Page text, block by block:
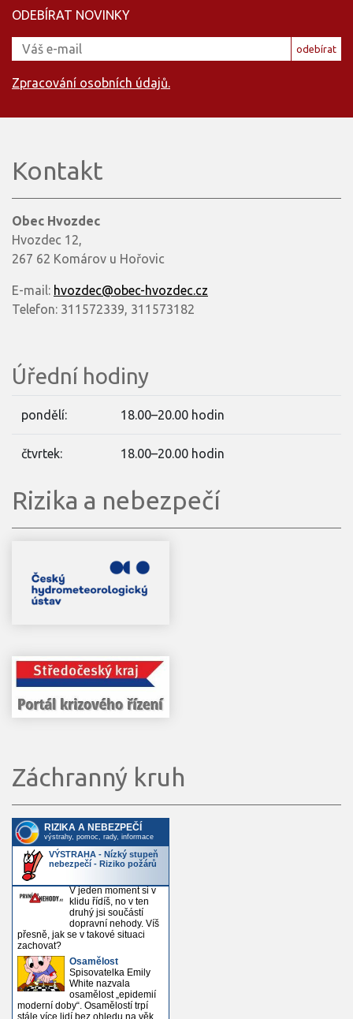
ODEBÍRAT NOVINKY
odebírat
Zpracování osobních údajů.
Kontakt
Obec Hvozdec
Hvozdec 12,
267 62 Komárov u Hořovic
E-mail: hvozdec@obec-hvozdec.cz
Telefon: 311572339, 311573182
Úřední hodiny
pondělí: 18.00–20.00 hodin
čtvrtek: 18.00–20.00 hodin
Rizika a nebezpečí
Záchranný kruh